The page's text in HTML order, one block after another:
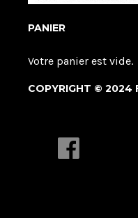
PANIER
Votre panier est vide.
COPYRIGHT © 2024